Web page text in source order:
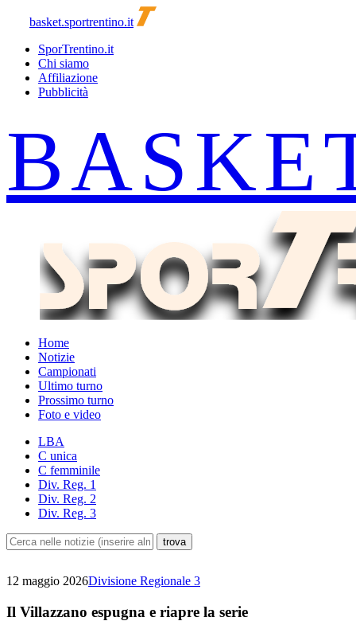
basket.sportrentino.it
SporTrentino.it
Chi siamo
Affiliazione
Pubblicità
Home
Notizie
Campionati
Ultimo turno
Prossimo turno
Foto e video
LBA
C unica
C femminile
Div. Reg. 1
Div. Reg. 2
Div. Reg. 3
12 maggio 2026Divisione Regionale 3
Il Villazzano espugna e riapre la serie